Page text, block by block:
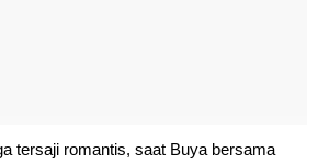
tersaji romantis, saat Buya bersama